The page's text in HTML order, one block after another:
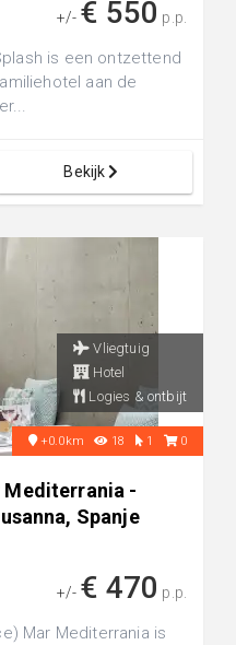
+/- € 550 p.p.
is een ontzettend
aan de
Bekijk
Vliegtuig
Hotel
Logies & ontbijt
+0.0km 18 1 0
-
Spanje
+/- € 470 p.p.
Mar Mediterrania is